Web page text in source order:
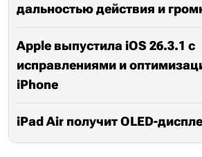
дальностью действия и
Apple выпустила iOS 26.3.1 с
исправлениями и
iPhone
iPad Air получит OLED-